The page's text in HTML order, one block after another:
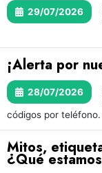
29/07/2026
¡Alerta por
28/07/2026
códigos por
Mitos,
¿Qué